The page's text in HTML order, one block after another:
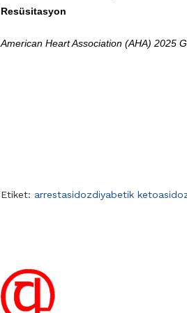
Resüsitasyon
American Heart Association (AHA) 2025
Etiket: arrestasidozdiyabetik